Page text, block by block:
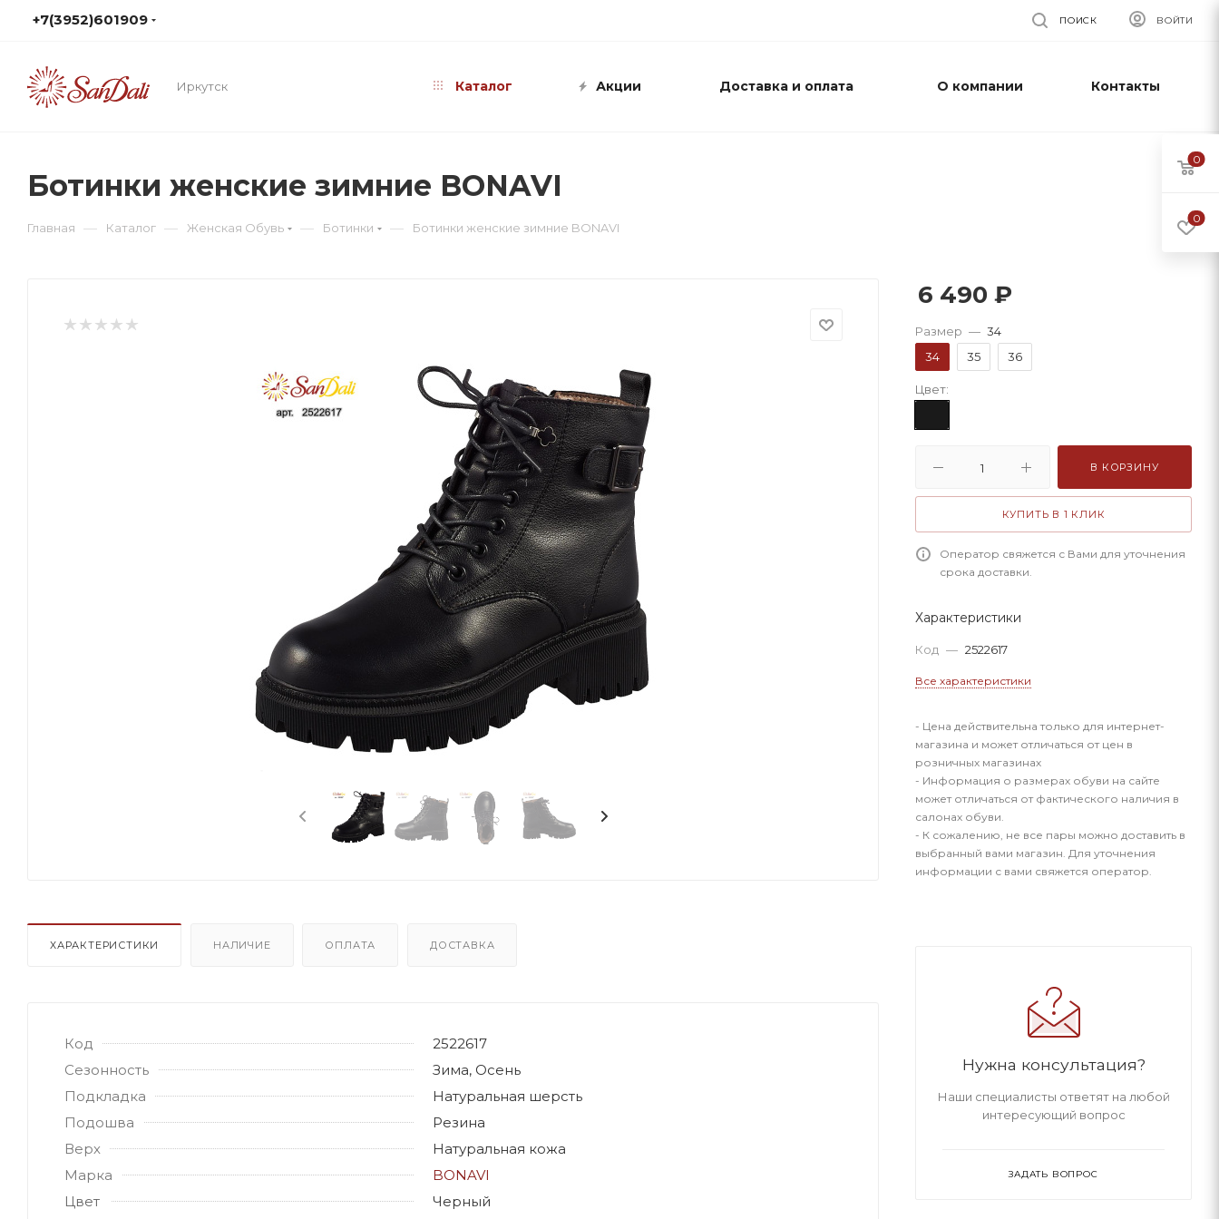
+7(3952)601909 ВОЙТИ
ПОИСК
Иркутск Каталог Акции Доставка и оплата О компании Контакты
Ботинки женские зимние BONAVI
Главная — Каталог — Женская Обувь — Ботинки — Ботинки женские зимние BONAVI
ХАРАКТЕРИСТИКИ НАЛИЧИЕ ОПЛАТА ДОСТАВКА
Код
2522617
Сезонность
Зима, Осень
Подкладка
Натуральная шерсть
Подошва
Резина
Верх
Натуральная кожа
Марка
BONAVI
Цвет
Черный
6 490 ₽
Размер — 34
34
35 36
Цвет:
В КОРЗИНУ
КУПИТЬ В 1 КЛИК
Оператор свяжется с Вами для уточнения
срока доставки.
Характеристики
Код — 2522617
Все характеристики
- Цена действительна только для интернет-
магазина и может отличаться от цен в
розничных магазинах
- Информация о размерах обуви на сайте
может отличаться от фактического наличия в
салонах обуви.
- К сожалению, не все пары можно доставить в
выбранный вами магазин. Для уточнения
информации с вами свяжется оператор.
Нужна консультация?
Наши специалисты ответят на любой
интересующий вопрос
ЗАДАТЬ ВОПРОС
0
0